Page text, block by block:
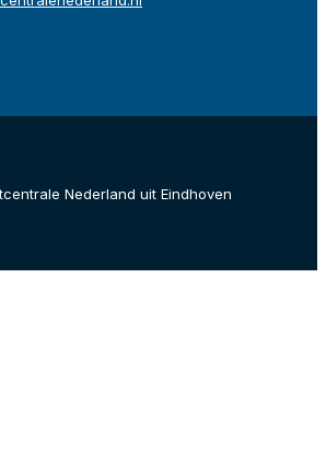
Nederland uit Eindhoven